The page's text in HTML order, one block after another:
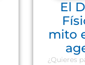
El
mito
¿Quieres